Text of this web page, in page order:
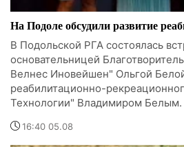
На Подоле обсудили развитие
В Подольской РГА состоялась
основательницей
Велнес Иновейшен" Ольгой
реабилитационно-
Технологии" Владимиром Белым.
16:40 05.08